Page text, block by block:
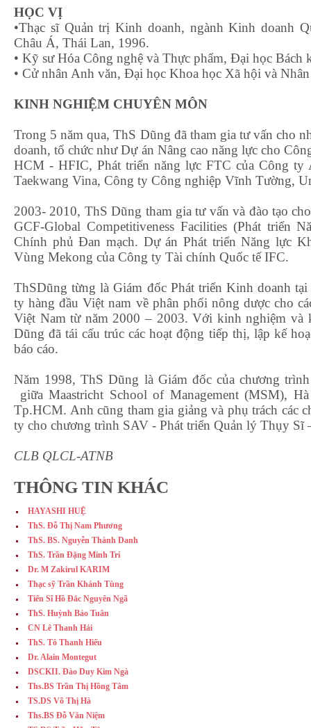
HỌC VỊ
•Thạc sĩ Quản trị Kinh doanh, ngành Kinh doanh
Châu Á, Thái Lan, 1996.
• Kỹ sư Hóa Công nghệ và Thực phẩm, Đại học Bách
• Cử nhân Anh văn, Đại học Khoa học Xã hội và
KINH NGHIỆM CHUYÊN MÔN
Trong 5 năm qua, ThS Dũng đã tham gia tư vấn cho
doanh, tổ chức như Dự án Nâng cao năng lực cho
HCM - HFIC, Phát triển năng lực FTC của Công ty
Taekwang Vina, Công ty Công nghiệp Vĩnh Tường,
2003- 2010, ThS Dũng tham gia tư vấn và đào tạo
GCF-Global Competitiveness Facilities (Phát triển
Chính phủ Đan mạch. Dự án Phát triển Năng lực
Vùng Mekong của Công ty Tài chính Quốc tế IFC.
ThSDũng từng là Giám đốc Phát triển Kinh doanh
ty hàng đầu Việt nam về phân phối nông dược cho
Việt Nam từ năm 2000 – 2003. Với kinh nghiệm và
Dũng đã tái cấu trúc các hoạt động tiếp thị, lập kế
báo cáo.
Năm 1998, ThS Dũng là Giám đốc của chương
giữa Maastricht School of Management (MSM),
Tp.HCM. Anh cũng tham gia giảng và phụ trách các
ty cho chương trình SAV - Phát triển Quản lý Thụy
CLB QLCL-ATNB
THÔNG TIN KHÁC
HAYASHI HUỆ
ThS. Đỗ Thị Nam Phương
ThS. BS. Nguyễn Thành Danh
ThS. Trần Đặng Minh Trí
Dr. M Zakirul KARIM
Thạc sỹ Trần Khánh Tùng
Tiến Sĩ Hồ Đắc Nguyên Ngã
ThS. Huỳnh Bảo Tuân
CN Lê Thanh Hải
ThS. Tô Thanh Hiếu
Dr. Alain Montegut
DSCKII. Đào Duy Kim Ngà
Ths.BS Trần Thị Hồng Tâm
TS.DS Võ Thị Hà
Ths.BS Đỗ Văn Niệm